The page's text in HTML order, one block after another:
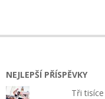
NEJLEPŠÍ PŘÍSPĚVKY
Tři